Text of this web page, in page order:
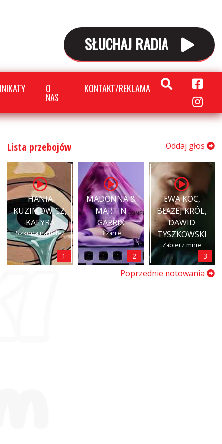
SŁUCHAJ RADIA
O
NAS
KONTAKT/REKLAMA
Lista przebojów Oddaj głos
HANIA
KUZIMOWICZ,
KAEYRA
Szkoda na to łez
1
MADONNA &
MARTIN
GARRIX
Bizarre
2
EWA KOC,
BŁAŻEJ KRÓL,
DAWID
TYSZKOWSKI
Zabierz mnie
3
Poprzednie notowania